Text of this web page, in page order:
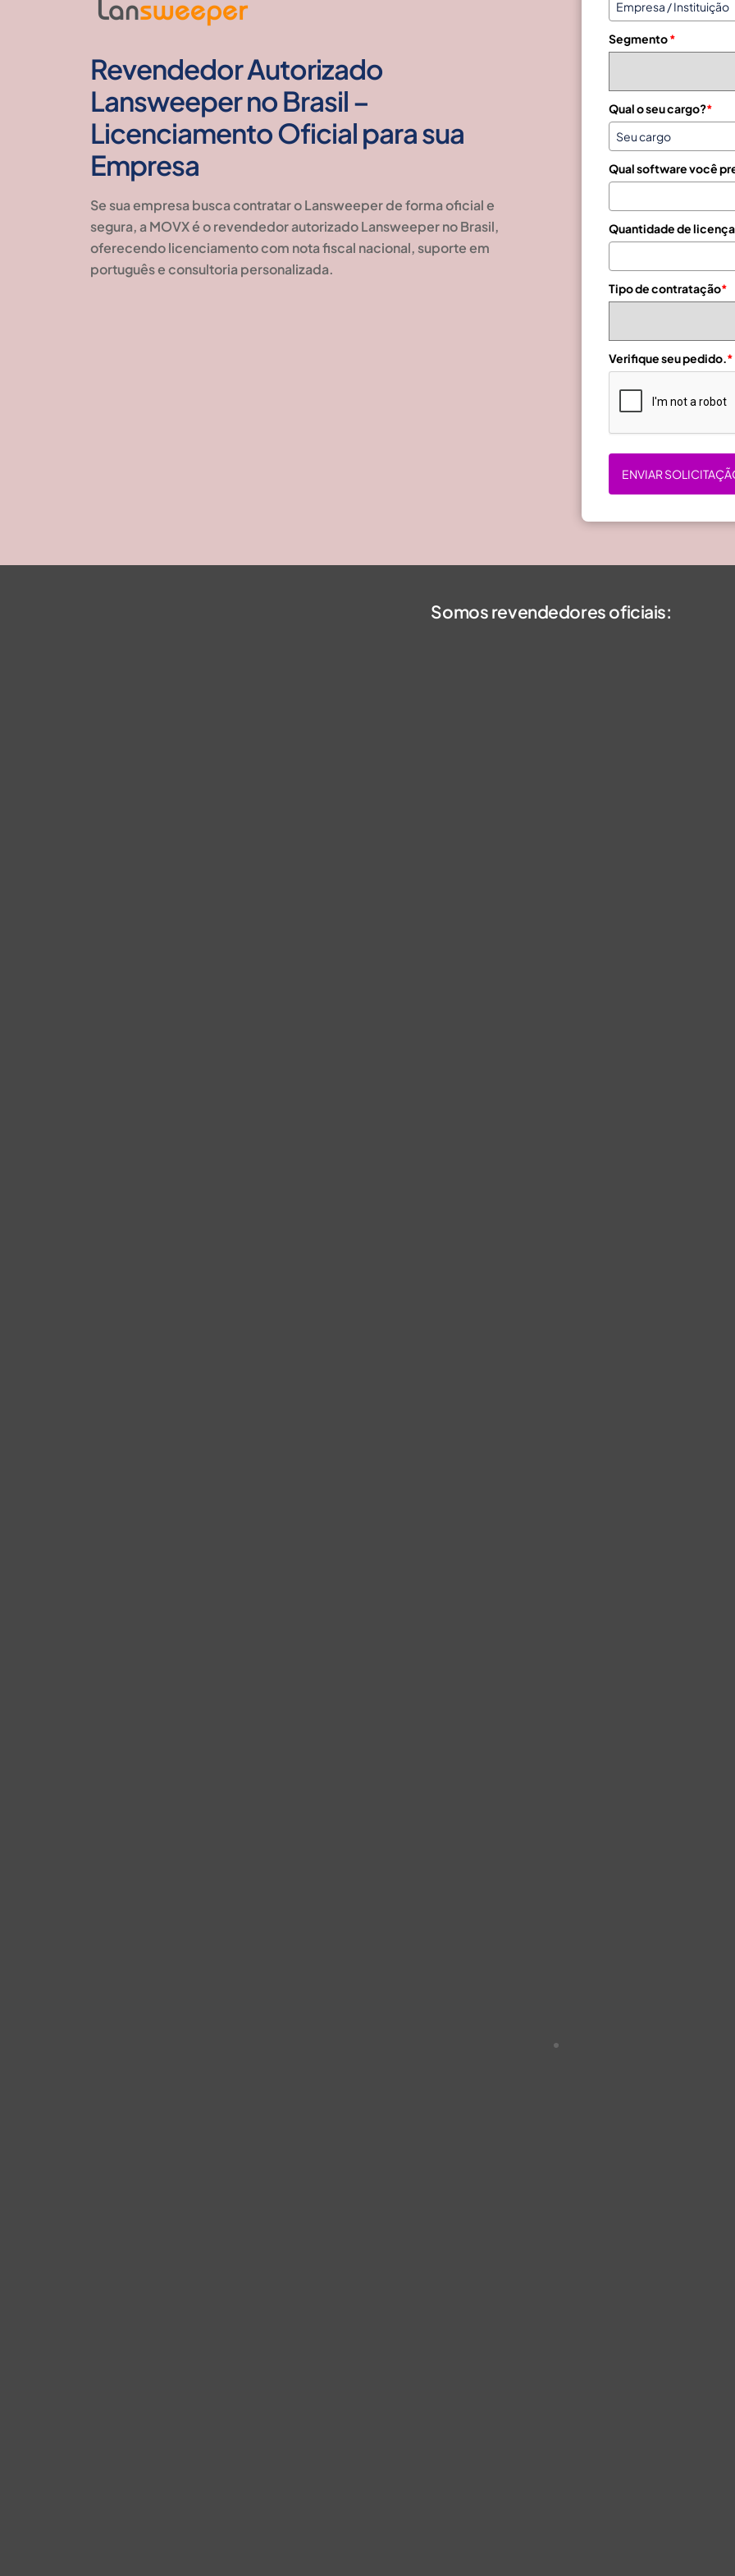
Revendedor Autorizado
Lansweeper no Brasil –
Licenciamento Oficial para sua
Empresa
Se sua empresa busca contratar oLansweeper de forma oficial e
segura, a MOVX é orevendedor autorizado Lansweeper no Brasil,
oferecendo licenciamento com nota fiscal nacional, suporte em
português e consultoria personalizada.
z
i
l
5
Segmento*
Qual o seu cargo?*
Qual software você
Quantidade de
Tipo de contratação*
Verifique seu pedido. *
ENVIAR
Somos revendedores oficiais: